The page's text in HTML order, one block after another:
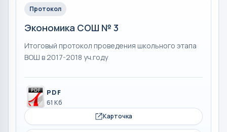
Протокол
Экономика СОШ № 3
Итоговый протокол проведения школьного этапа
ВОШ в 2017-2018 уч.году
PDF
61 Кб
Карточка